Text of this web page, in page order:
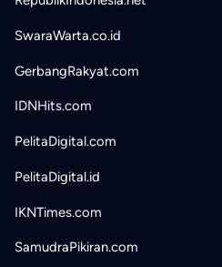
SwaraWarta.co.id
GerbangRakyat.com
IDNHits.com
PelitaDigital.com
PelitaDigital.id
IKNTimes.com
SamudraPikiran.com